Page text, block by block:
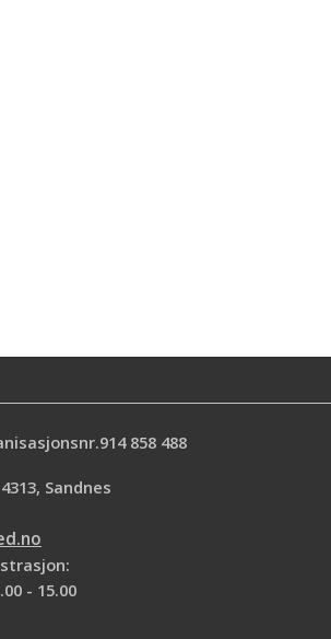
858 488
Sandnes
- 15.00